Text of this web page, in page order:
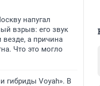
напугал
взрыв: его звук
а причина
Что это могло
гибриды Voyah». В